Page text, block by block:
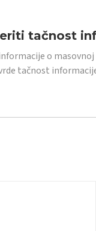
tačnost
o
tačnost